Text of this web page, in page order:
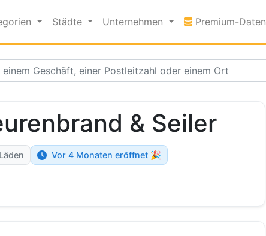
Städte Unternehmen Premium-Daten
& Seiler
Vor 4 Monaten eröffnet 🎉